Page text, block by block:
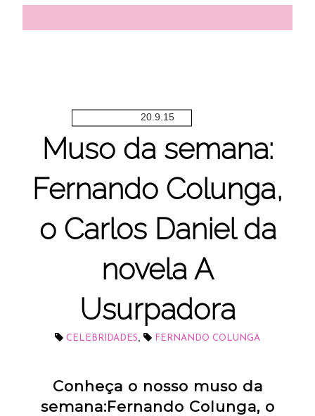
20.9.15
Muso da semana:
Fernando Colunga,
o Carlos Daniel da
novela A
Usurpadora
CELEBRIDADES, FERNANDO COLUNGA
Conheça o nosso muso da
semana:Fernando Colunga, o